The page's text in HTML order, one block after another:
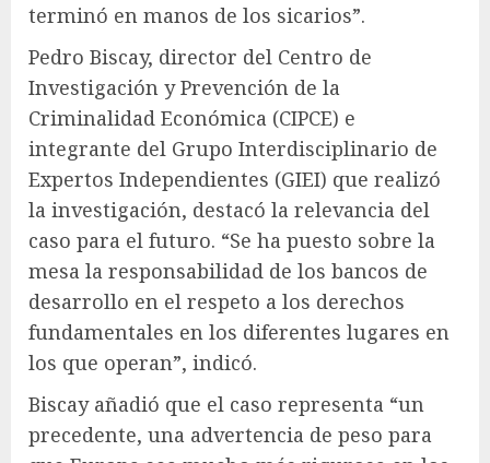
terminó en manos de los sicarios”.
Pedro Biscay, director del Centro de
Investigación y Prevención de la
Criminalidad Económica (CIPCE) e
integrante del Grupo Interdisciplinario de
Expertos Independientes (GIEI) que realizó
la investigación, destacó la relevancia del
caso para el futuro. “Se ha puesto sobre la
mesa la responsabilidad de los bancos de
desarrollo en el respeto a los derechos
fundamentales en los diferentes lugares en
los que operan”, indicó.
Biscay añadió que el caso representa “un
precedente, una advertencia de peso para